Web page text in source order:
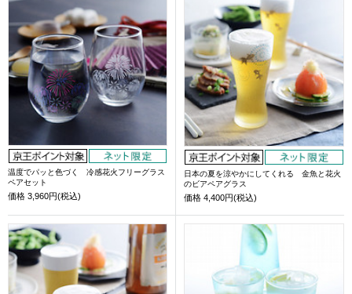
温度でパッと色づく 冷感花火フリーグラス
ペアセット
価格 3,960円(税込)
日本の夏を涼やかにしてくれる 金魚と花火
のビアペアグラス
価格 4,400円(税込)